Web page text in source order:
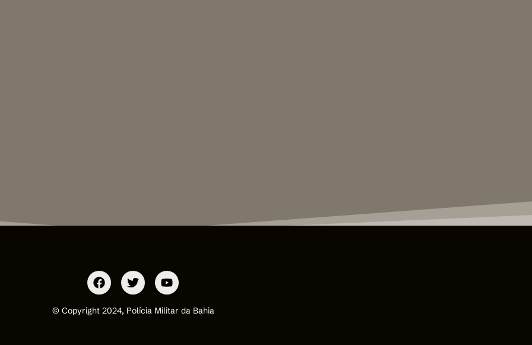
© Copyright 2024, Polícia Militar da Bahia